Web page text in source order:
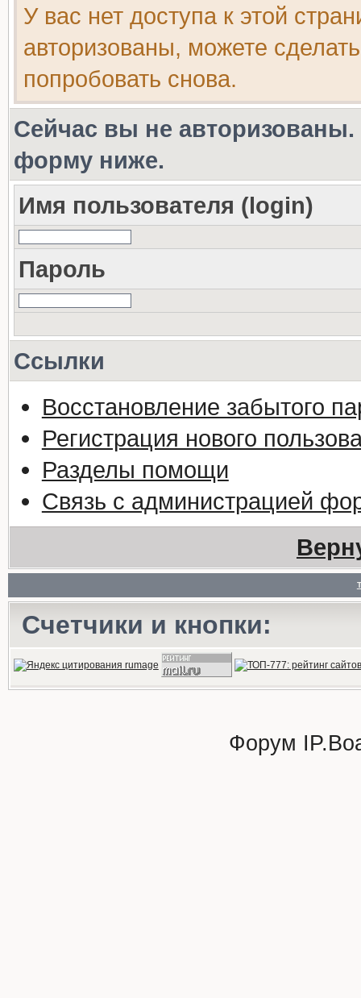
У вас нет доступа к этой
авторизованы, можете
попробовать снова.
Сейчас вы не авторизованы.
форму ниже.
Имя пользователя (login)
Пароль
Ссылки
Восстановление забытого
Регистрация нового
Разделы помощи
Связь с администрацией
Счетчики и кнопки:
Форум